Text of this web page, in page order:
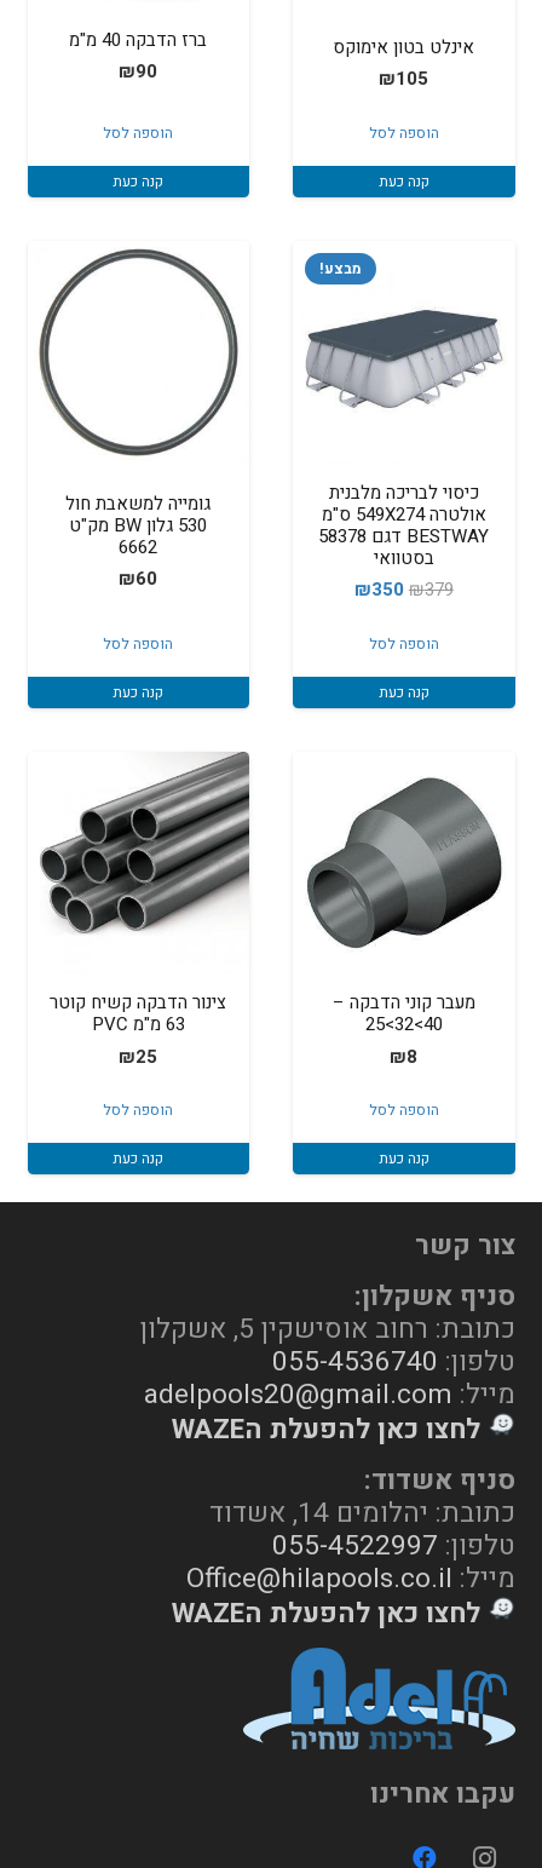
אינלט בטון אימוקס
₪105
הוספה לסל
קנה כעת
ברז הדבקה 40 מ"מ
₪90
הוספה לסל
קנה כעת
מבצע!
כיסוי לבריכה מלבנית
אולטרה 549X274 ס"מ
BESTWAY דגם 58378
בסטוואי
₪379
המחיר
היה:
₪379.
₪350
₪350.
הוספה לסל
קנה כעת
גומייה למשאבת חול
530 גלון BW מק"ט
6662
₪60
הוספה לסל
קנה כעת
מעבר קוני הדבקה –
40>32>25
₪8
הוספה לסל
קנה כעת
צינור הדבקה קשיח קוטר
63 מ"מ PVC
₪25
הוספה לסל
קנה כעת
צור קשר
סניף אשקלון:
כתובת: רחוב אוסישקין 5, אשקלון
טלפון: 055-4536740
מייל: adelpools20@gmail.com
לחצו כאן להפעלת הWAZE
סניף אשדוד:
כתובת: יהלומים 14, אשדוד
טלפון: 055-4522997
מייל: Office@hilapools.co.il
לחצו כאן להפעלת הWAZE
עקבו אחרינו